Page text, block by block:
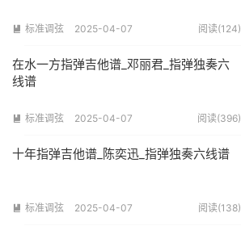
 标准调弦 2025-04-07 阅读(124)
在水一方指弹吉他谱_邓丽君_指弹独奏六
线谱
 标准调弦 2025-04-07 阅读(396)
十年指弹吉他谱_陈奕迅_指弹独奏六线谱
 标准调弦 2025-04-07 阅读(138)